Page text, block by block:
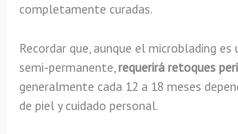
completamente curadas.
Recordar que, aunque el microblading
semi-permanente,requerirá retoques
generalmente cada 12 a 18 meses
de piel y cuidado personal.